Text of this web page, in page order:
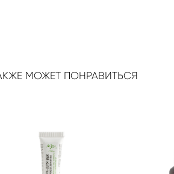
МОЖЕТ ПОНРАВИТЬСЯ